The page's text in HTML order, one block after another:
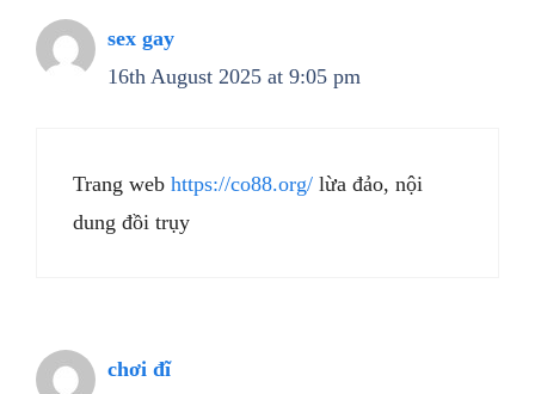
sex gay
16th August 2025 at 9:05 pm
Trang web https://co88.org/ lừa đảo, nội
dung đồi trụy
chơi đĩ